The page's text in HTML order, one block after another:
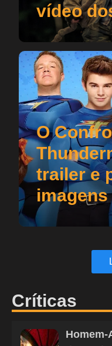
vídeo
O
trailer e
imagens
Críticas
Homem-